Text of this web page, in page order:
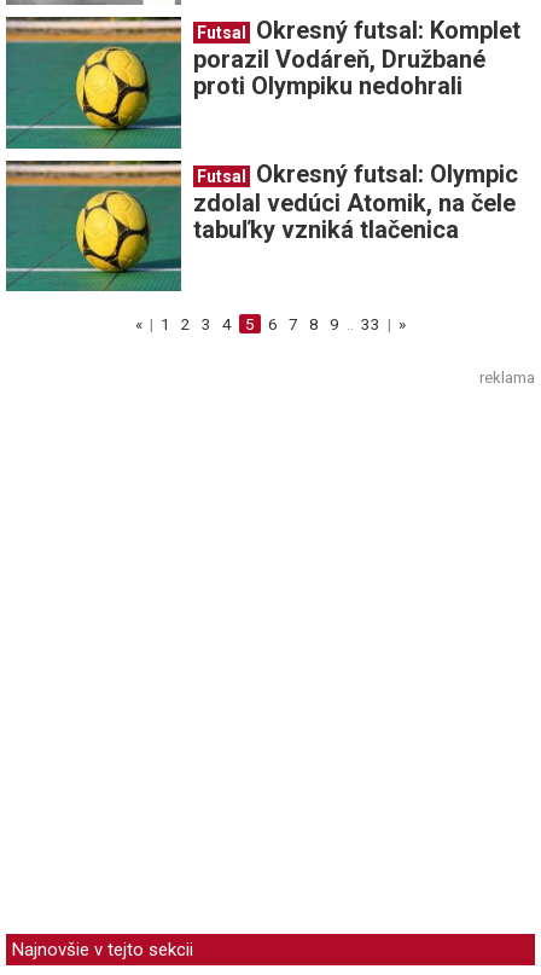
Futsal
Okresný futsal: Komplet
porazil Vodáreň, Družbané
proti Olympiku nedohrali
Futsal
Okresný futsal: Olympic
zdolal vedúci Atomik, na čele
tabuľky vzniká tlačenica
« | 1 2 3 4 5 6 7 8 9 33 | »
reklama
Najnovšie v tejto sekcii